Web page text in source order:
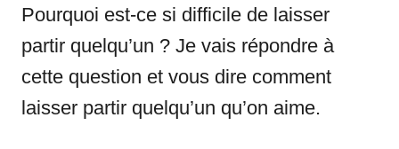
Pourquoi est-ce si difficile de laisser
partir quelqu’un ? Je vais répondre à
cette question et vous dire comment
laisser partir quelqu’un qu’on aime.